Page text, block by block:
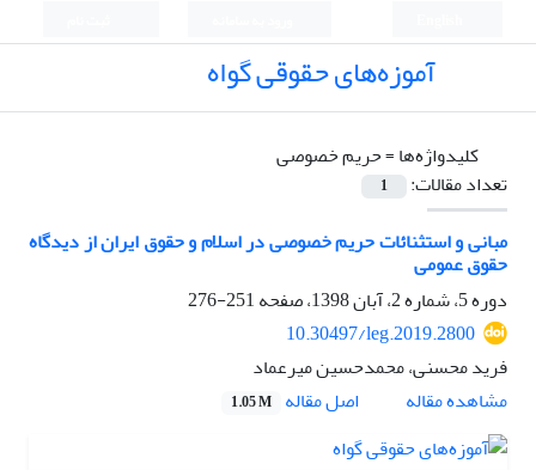
آموزه‌های حقوقی گواه
کلیدواژه‌ها =حریم خصوصی
تعداد مقالات:
1
مبانی و استثنائات حریم خصوصی در اسلام و حقوق ایران از دیدگاه
حقوق عمومی
دوره 5، شماره 2، آبان 1398، صفحه
251-276
10.30497/leg.2019.2800
فرید محسنی، محمدحسین میرعماد
مشاهده مقاله
اصل مقاله 1.05 M